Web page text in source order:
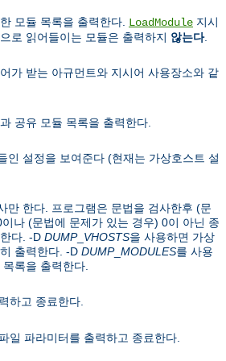
모듈 목록을 출력한다. LoadModule 지시
로 읽어들이는 모듈은 출력하지 않는다.
가 받는 아규먼트와 지시어 사용장소와 같
공유 모듈 목록을 출력한다.
인 설정을 보여준다 (현재는 가상호스트 설
만 한다. 프로그램은 문법을 검사한후 (문
나 (문법에 문제가 있는 경우) 0이 아닌 종
다. -D DUMP_ VHOSTS을 사용하면 가상
출력한다. -D DUMP_ MODULES를 사용
록을 출력한다.
하고 종료한다.
일 파라미터를 출력하고 종료한다.